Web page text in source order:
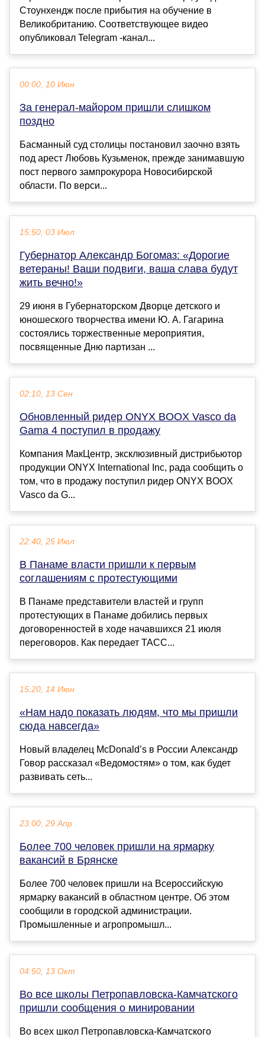
Стоунхендж после прибытия на обучение в
Великобританию. Соответствующее видео
опубликовал Telegram -канал...
00:00, 10 Июн
За генерал-майором пришли слишком
поздно
Басманный суд столицы постановил заочно взять
под арест Любовь Кузьменок, прежде занимавшую
пост первого зампрокурора Новосибирской
области. По верси...
15:50, 03 Июл
Губернатор Александр Богомаз: «Дорогие
ветераны! Ваши подвиги, ваша слава будут
жить вечно!»
29 июня в Губернаторском Дворце детского и
юношеского творчества имени Ю. А. Гагарина
состоялись торжественные мероприятия,
посвященные Дню партизан ...
02:10, 13 Сен
Обновленный ридер ONYX BOOX Vasco da
Gama 4 поступил в продажу
Компания МакЦентр, эксклюзивный дистрибьютор
продукции ONYX International Inc, рада сообщить о
том, что в продажу поступил ридер ONYX BOOX
Vasco da G...
22:40, 25 Июл
В Панаме власти пришли к первым
соглашениям с протестующими
В Панаме представители властей и групп
протестующих в Панаме добились первых
договоренностей в ходе начавшихся 21 июля
переговоров. Как передает ТАСС...
15:20, 14 Июн
«Нам надо показать людям, что мы пришли
сюда навсегда»
Новый владелец McDonald’s в России Александр
Говор рассказал «Ведомостям» о том, как будет
развивать сеть...
23:00, 29 Апр
Более 700 человек пришли на ярмарку
вакансий в Брянске
Более 700 человек пришли на Всероссийскую
ярмарку вакансий в областном центре. Об этом
сообщили в городской администрации.
Промышленные и агропромышл...
04:50, 13 Окт
Во все школы Петропавловска-Камчатского
пришли сообщения о минировании
Во всех школ Петропавловска-Камчатского